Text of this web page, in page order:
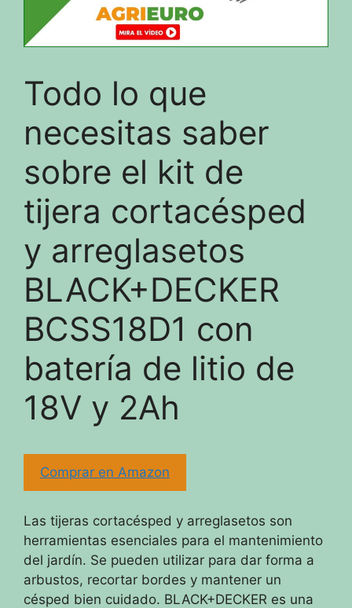
Todo lo que
necesitas saber
sobre el kit de
tijera cortacésped
y arreglasetos
BLACK+DECKER
BCSS18D1 con
batería de litio de
18V y 2Ah
Comprar en Amazon
Las tijeras cortacésped y arreglasetos son
herramientas esenciales para el mantenimiento
del jardín. Se pueden utilizar para dar forma a
arbustos, recortar bordes y mantener un
césped bien cuidado. BLACK+DECKER es una